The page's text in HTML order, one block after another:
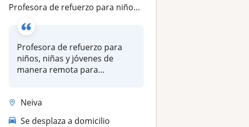
Profesora de refuerzo para niños, niñas y jóvenes de manera remota para apoyarles y mejorar sus habilidades
Profesora de refuerzo para
niños, niñas y jóvenes de
manera remota para
Neiva
Se desplaza a domicilio